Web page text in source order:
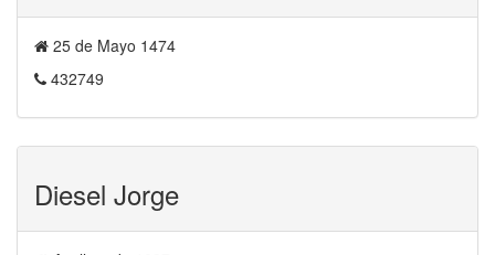
25 de Mayo 1474
432749
Diesel Jorge